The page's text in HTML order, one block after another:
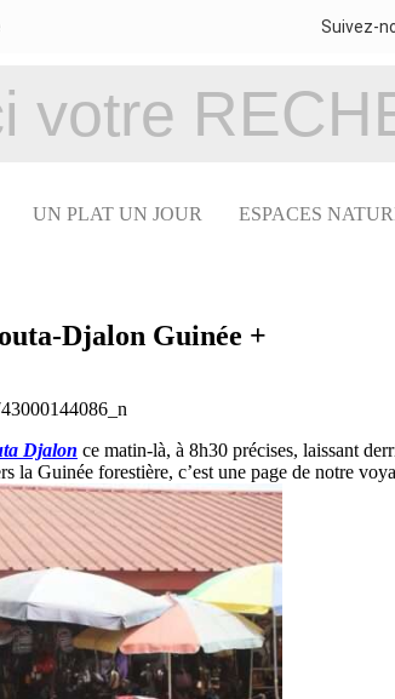
Suivez-
UN PLAT UN JOUR ESPACES
Djalon Guinée +
Djalon ce matin-là, à 8h30 précises, laissant
la Guinée forestière, c’est une page de notre